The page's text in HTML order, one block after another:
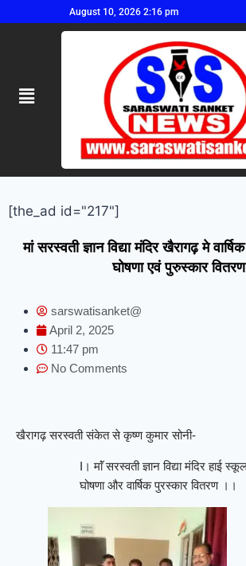
August 10, 2026 2:16 pm
[the_ad id="217"]
मां सरस्वती ज्ञान विद्या मंदिर खैरागढ़ मे वार्षिक
घोषणा एवं पुरुस्कार वितरण
sarswatisanket@
April 2, 2025
11:47 pm
No Comments
खैरागढ़ सरस्वती संकेत से कृष्ण कुमार सोनी-
I। माॅं सरस्वती ज्ञान विद्या मंदिर हाई
घोषणा और वार्षिक पुरस्कार वितरण ।।